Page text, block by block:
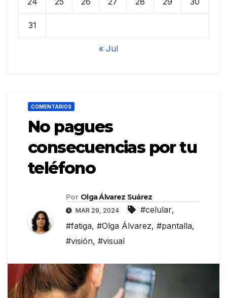
31
« Jul
COMENTARIOS
No pagues
consecuencias por tu
teléfono
Por Olga Álvarez Suárez
MAR 29, 2024 #celular,
#fatiga, #Olga Álvarez, #pantalla,
#visión, #visual